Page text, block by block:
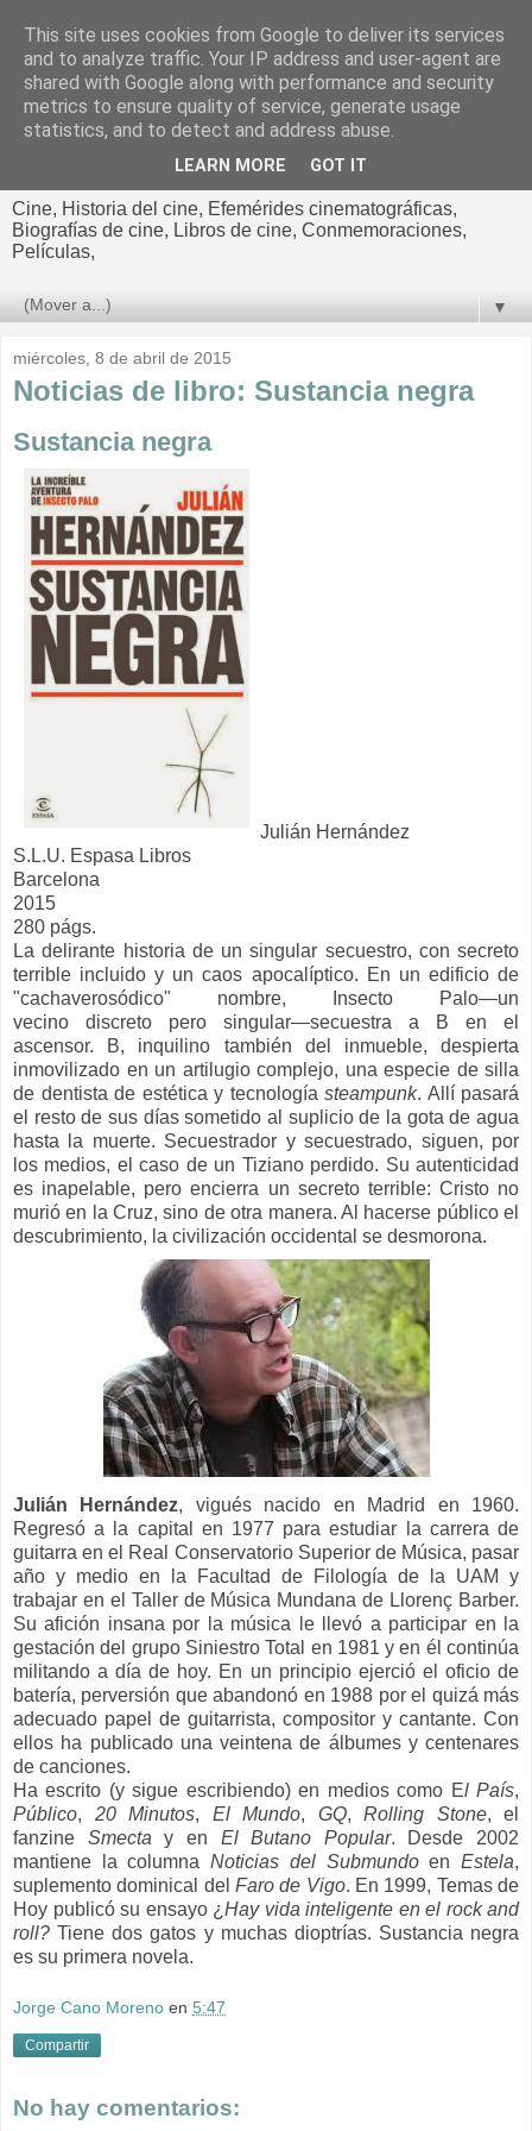
El cultural
cinematográfico de Jorge
Cine, Historia del cine, Efemérides cinematográficas,
Biografías de cine, Libros de cine, Conmemoraciones,
Películas,
▼
miércoles, 8 de abril de 2015
Noticias de libro: Sustancia negra
Sustancia negra
Julián Hernández
S.L.U. Espasa Libros
Barcelona
2015
280 págs.
La delirante historia de un singular secuestro, con secreto
terrible incluido y un caos apocalíptico. En un edificio de
"cachaverosódico" nombre, Insecto Palo—un
vecino discreto pero singular—secuestra a B en el
ascensor. B, inquilino también del in­mueble, despierta
inmovilizado en un ar­tilugio complejo, una especie de silla
de dentista de estética y tecnología steam­punk. Allí pasará
el resto de sus días sometido al suplicio de la gota de agua
hasta la muerte. Secuestrador y secues­trado, siguen, por
los medios, el caso de un Tiziano perdido. Su autenticidad
es inapelable, pero encierra un secreto te­rrible: Cristo no
murió en la Cruz, sino de otra manera. Al hacerse público el
descubrimiento, la civilización occiden­tal se desmorona.
Julián Hernández, vigués nacido en Madrid en 1960.
Regresó a la capital en 1977 para estudiar la carrera de
guitarra en el Real Conservatorio Superior de Música, pasar
año y medio en la Facultad de Filología de la UAM y
trabajar en el Taller de Música Mundana de Llorenç Barber.
Su afición insana por la música le llevó a participar en la
gestación del grupo Siniestro Total en 1981 y en él continúa
militando a día de hoy. En un principio ejerció el oficio de
batería, perversión que abandonó en 1988 por el quizá más
adecuado papel de guitarrista, compositor y cantante. Con
ellos ha publicado una veintena de álbumes y centenares
de canciones.
Ha escrito (y sigue escribiendo) en medios como El País,
Público, 20 Minutos, El Mundo, GQ, Rolling Stone, el
fanzine Smecta y en El Butano Popular. Desde 2002
mantiene la columnaNoticias del SubmundoenEstela,
suplemento dominical del Faro de Vigo. En 1999, Temas de
Hoy publicó su ensayo ¿ Hay vida inteligente en el rock and
roll? Tiene dos gatos y muchas dioptrías. Sustancia negra
es su primera novela.
Jorge Cano Moreno en 5:47
Compartir
No hay comentarios:
This site uses cookies from Google to deliver its services
and to analyze traffic. Your IP address and user-agent are
shared with Google along with performance and security
metrics to ensure quality of service, generate usage
statistics, and to detect and address abuse.
LEARN MORE GOT IT